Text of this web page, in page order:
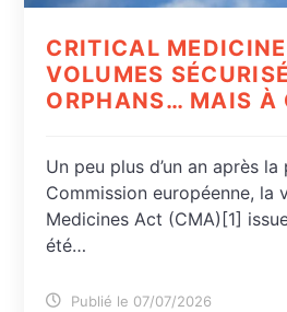
CRITICAL
VOLUMES
ORPHANS… MAIS À
Un peu plus d’un an après
Commission européenne, la
Medicines Act (CMA)[1]
été…
Publié le 07/07/2026